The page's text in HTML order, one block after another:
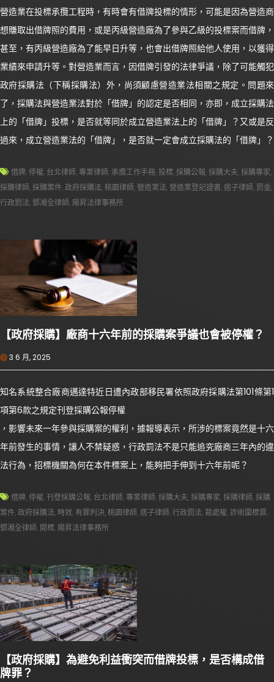
營造業在投標承攬工程時，有時會有借牌投標的情形，可能是因為營造商
想賺取出借牌照的費用，或是丙級營造廠為了參與乙級的投標案而借牌，
甚至，有丙級營造廠為了能早日升等，也會出借牌照給他人使用，以獲得
業績來申請升等。對營造業而言，因借牌引發的法律爭議，除了可能觸犯
政府採購法（下稱採購法）外，尚須顧慮營造業法相關之規定。問題來
了，採購法與營造業法對於「借牌」的認定是否相同，亦即，成立採購法
上的「借牌」投標，是否就等同於成立營造業法上的「借牌」？又或是反
過來，成立營造業法的「借牌」，是否就一定會成立採購法的「借牌」？
借牌,停權, 台北律師, 專業律師, 承攬工作手冊,投標,採購公報,採購大夫,採購專家,
採購律師,採購案件,政府採購法,桃園律師, 營造業法, 營造業登記證書, 痞子律師, 罰金,
行政罰法, 鄧湘全律師, 陽昇法律事務所
【政府採購】廠商十六年前的採購案爭議也會被停權？
3 6 月, 2025
知名系統整合廠商邁達特近日遭內政部移民署依照政府採購法第101條第1
項第6款之規定刊登採購公報停權
，影響未來一年參與採購案的權利，據報導表示，所涉的標案竟然是十六
年前發生的事情，讓人不禁疑惑，行政罰法不是只能追究廠商三年內的違
法行為，招標機關為何在本件標案上，能夠把手伸到十六年前呢？
借牌,停權,刊登採購公報, 台北律師,專業律師,採購大夫,採購專家,採購律師,採購
案件,政府採購法, 時效, 有罪判決,桃園律師,痞子律師,行政罰法, 裁處權,詐術圍標罪,
鄧湘全律師, 開標, 陽昇法律事務所
【政府採購】為避免利益衝突而借牌投標，是否構成借
牌罪？